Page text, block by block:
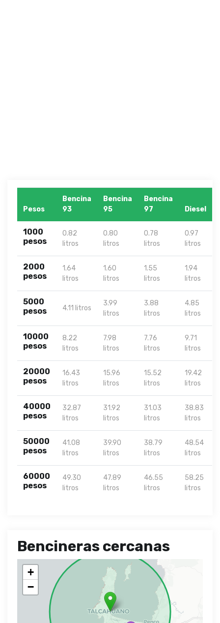
Pesos
Bencina
93
Bencina
95
Bencina
97
Diesel
1000
pesos
0.82
litros
0.80
litros
0.78
litros
0.97
litros
2000
pesos
1.64
litros
1.60
litros
1.55
litros
1.94
litros
5000
pesos
4.11 litros
3.99
litros
3.88
litros
4.85
litros
10000
pesos
8.22
litros
7.98
litros
7.76
litros
9.71
litros
20000
pesos
16.43
litros
15.96
litros
15.52
litros
19.42
litros
40000
pesos
32.87
litros
31.92
litros
31.03
litros
38.83
litros
50000
pesos
41.08
litros
39.90
litros
38.79
litros
48.54
litros
60000
pesos
49.30
litros
47.89
litros
46.55
litros
58.25
litros
Bencineras cercanas
+
−